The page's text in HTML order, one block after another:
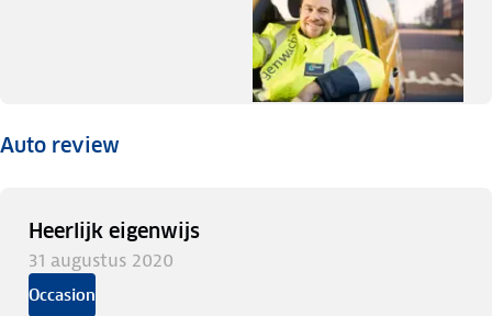
Auto review
Heerlijk eigenwijs
31 augustus 2020
Occasion